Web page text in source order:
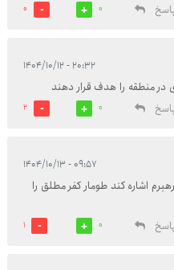
0
0
۲۰:۳۲ - ۱۴۰۴/۱۰/۱۲
در منطقه را هدف قرار دهند
0
2
۰۹:۵۷ - ۱۴۰۴/۱۰/۱۳
اشاره کند طومار کفر مطلق را
0
1